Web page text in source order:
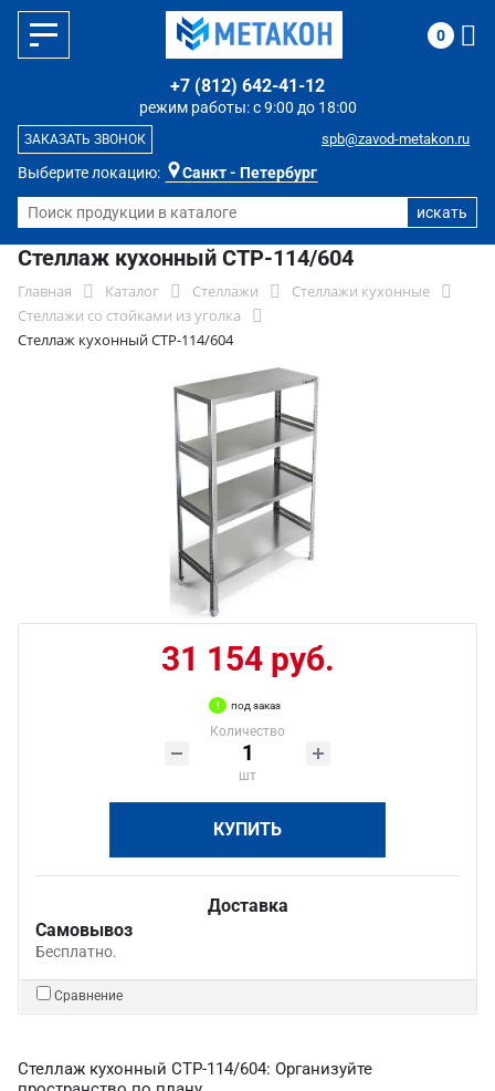
Выберите локацию: Санкт - Петербург
режим работы: с 9:00 до 18:00
+7 (812) 642-41-12
spb@zavod-metakon.ru
ЗАКАЗАТЬ ЗВОНОК
0
Стеллаж кухонный СТР-114/604
Главная Каталог Стеллажи
Стеллажи кухонные
Стеллажи со стойками из уголка
Стеллаж кухонный СТР-114/604
31 154 руб.
под заказ
Количество
шт
КУПИТЬ
Доставка
Самовывоз
Бесплатно.
Сравнение
Стеллаж кухонный СТР-114/604: Организуйте